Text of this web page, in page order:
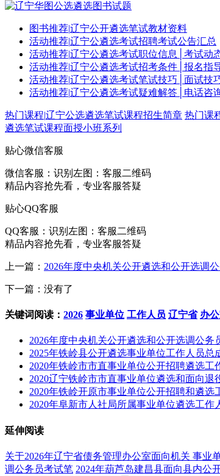
图书推荐|辽宁公开遴选笔试教材资料
活动推荐|辽宁公遴选考试招聘考试公告汇总
活动推荐|辽宁公遴选考试职位信息│考试动
活动推荐|辽宁公遴选考试招考条件│报名指
活动推荐|辽宁公遴选考试笔试技巧│面试技
活动推荐|辽宁公遴选考试疑难解答│电话咨
热门课程|辽宁公选遴选笔试课程招生简章 热门课
遴选笔试课程面授小班系列
贴心微信客服
微信客服： 识别左图：客服二维码
精品内容抢先看，专业客服答疑
贴心QQ客服
QQ客服： 识别左图：客服二维码
精品内容抢先看，专业客服答疑
上一篇： 2026年度中央机关公开遴选和公开选调
下一篇：没有了
关键词阅读： 2026 事业单位 工作人员 辽宁省 办
2026年度中央机关公开遴选和公开选调公务
2025年铁岭县公开遴选事业单位工作人员总
2020年铁岭市市直事业单位公开招聘遴选工
2020辽宁铁岭市市直事业单位遴选和面向退
2020年铁岭开原市事业单位公开招聘和遴选
2020年阜新市人社局所属事业单位遴选工作
延伸阅读
关于2026年辽宁省债务管理办公室面向机关 事业
调公务员考试笔 2024年葫芦岛建昌县面向县内公